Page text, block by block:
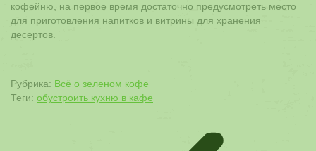
кофейню, на первое время достаточно предусмотреть место
для приготовления напитков и витрины для хранения
десертов.
Рубрика: Всё о зеленом кофе
Теги: обустроить кухню в кафе